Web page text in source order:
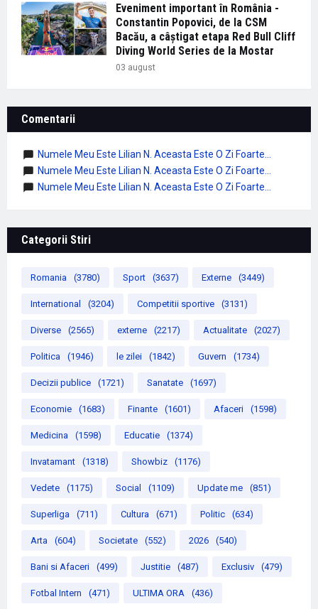
Eveniment important în România -
Constantin Popovici, de la CSM
Bacău, a câștigat etapa Red Bull Cliff
Diving World Series de la Mostar
03 august
Comentarii
Numele Meu Este Lilian N. Aceasta Este O Zi Foarte...
Numele Meu Este Lilian N. Aceasta Este O Zi Foarte...
Numele Meu Este Lilian N. Aceasta Este O Zi Foarte...
Categorii Stiri
Romania (3780) Sport (3637) Externe (3449)
International (3204) Competitii sportive (3131)
Diverse (2565) externe (2217) Actualitate (2027)
Politica (1946) le zilei (1842) Guvern (1734)
Decizii publice (1721) Sanatate (1697)
Economie (1683) Finante (1601) Afaceri (1598)
Medicina (1598) Educatie (1374)
Invatamant (1318) Showbiz (1176)
Vedete (1175) Social (1109) Update me (851)
Superliga (711) Cultura (671) Politic (634)
Arta (604) Societate (552) 2026 (540)
Bani si Afaceri (499) Justitie (487) Exclusiv (479)
Fotbal Intern (471) ULTIMA ORA (436)